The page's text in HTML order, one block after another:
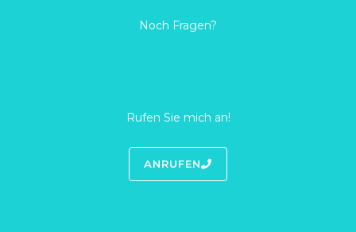
Noch Fragen?
Rufen Sie mich an!
ANRUFEN